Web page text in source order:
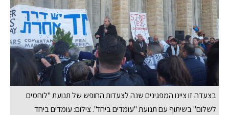
בצעדה זו ציינו המפגינים שנה לצעדות החופש של תנועת "לוחמים
לשלום" בשיתוף עם תנועת "עומדים ביחד". צילום: עומדים ביחד